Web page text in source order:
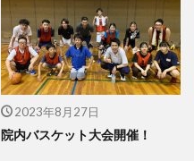
2023年8月27日
院内バスケット大会開催！